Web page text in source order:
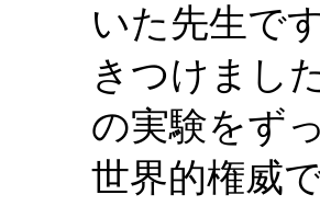
いた先生です
きつけまし
の実験をず
世界的権威